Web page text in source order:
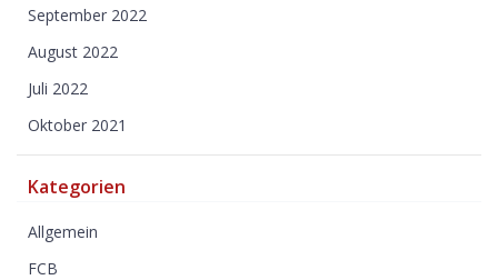
September 2022
August 2022
Juli 2022
Oktober 2021
Kategorien
Allgemein
FCB